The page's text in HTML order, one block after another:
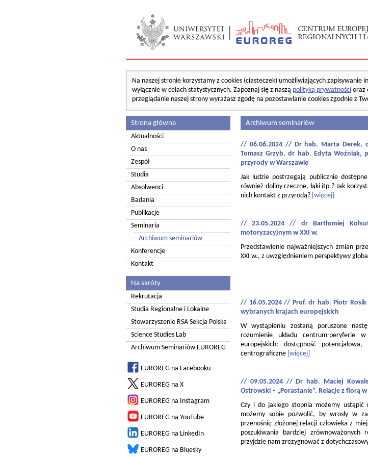
Na naszej stronie korzystamy z cookies (ciasteczek) umożliwiających
wyłącznie w celach statystycznych. Zapoznaj się z naszą polityką prywatności oraz
przeglądanie naszej strony wyrażasz zgodę na pozostawianie cookies zgodnie z
Strona główna
Aktualności
O nas
Zespół
Studia
Absolwenci
Badania
Publikacje
Seminaria
Archiwum seminariów
Konferencje
Kontakt
Na skróty
Rekrutacja
Studia Regionalne i Lokalne
Stowarzyszenie RSA Sekcja Polska
Science Studies Lab
Archiwum Seminariów EUROREG
EUROREG na Facebooku
EUROREG na X
EUROREG na Instagram
EUROREG na YouTube
EUROREG na LinkedIn
EUROREG na Bluesky
Archiwum seminariów
// 06.06.2024 // Dr hab. Marta Derek,
Tomasz Grzyb, dr hab. Edyta Woźniak,
przyrody w Warszawie
Jak ludzie postrzegają publicznie
również doliny rzeczne, łąki itp.? Jak
nich kontakt z przyrodą? [więcej]
// 23.05.2024 // dr Bartłomiej
motoryzacyjnym w XXI w.
Przedstawienie najważniejszych zmian
XXI w., z uwzględnieniem perspektywy
// 16.05.2024 // Prof. dr hab. Piotr
wybranych krajach europejskich
W wystąpieniu zostaną poruszone
rozumienie układu centrum-peryferie
europejskich: dostępność
centrograficzne [więcej]
// 09.05.2024 // Dr hab. Maciej
Ostrowski – „Porastanie”. Relacje z florą
Czy i do jakiego stopnia możemy
możemy sobie pozwolić, by wrosły w
przenośnię złożonej relacji człowieka z
poszukiwania bardziej
przyjdzie nam zrezygnować z